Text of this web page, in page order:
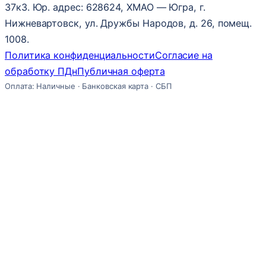
37к3. Юр. адрес: 628624, ХМАО — Югра, г.
Нижневартовск, ул. Дружбы Народов, д. 26, помещ.
1008.
Политика конфиденциальностиСогласие на
обработку ПДнПубличная оферта
Оплата: Наличные · Банковская карта · СБП